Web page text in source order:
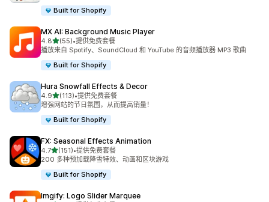
Built for Shopify
MX AI: Background Music Player
4.8星（满分 5 星）
(55)
总共 55 条评论
•提供免费套餐
播放来自 Spotify、SoundCloud 和 YouTube 的音频播放器 MP3 歌曲
Built for Shopify
Hura Snowfall Effects & Decor
4.9星（满分 5 星）
(113)
总共 113 条评论
•提供免费套餐
增强网站的节日氛围，从而提高销量！
Built for Shopify
FX: Seasonal Effects Animation
4.7星（满分 5 星）
(151)
总共 151 条评论
•提供免费套餐
200 多种预加载降雪特效、动画和区块游戏
Built for Shopify
Imgify: Logo Slider Marquee